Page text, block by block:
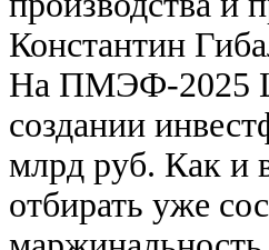
Константин
На ПМЭФ-2025
создании
млрд руб. Как и
отбирать уже